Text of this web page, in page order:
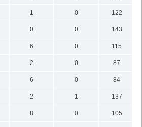
1 0
122
0 0
143
6 0
115
2 0
87
6 0
84
2 1
137
8 0
105